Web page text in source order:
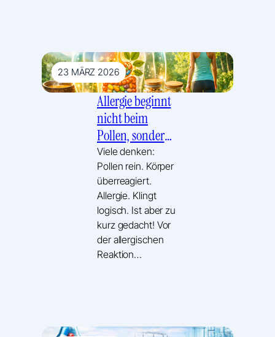
23 MÄRZ 2026
Allergie beginnt
nicht beim
Pollen, sondern
bei der Barriere.
Viele denken:
Pollen rein. Körper
überreagiert.
Allergie. Klingt
logisch. Ist aber zu
kurz gedacht! Vor
der allergischen
Reaktion…